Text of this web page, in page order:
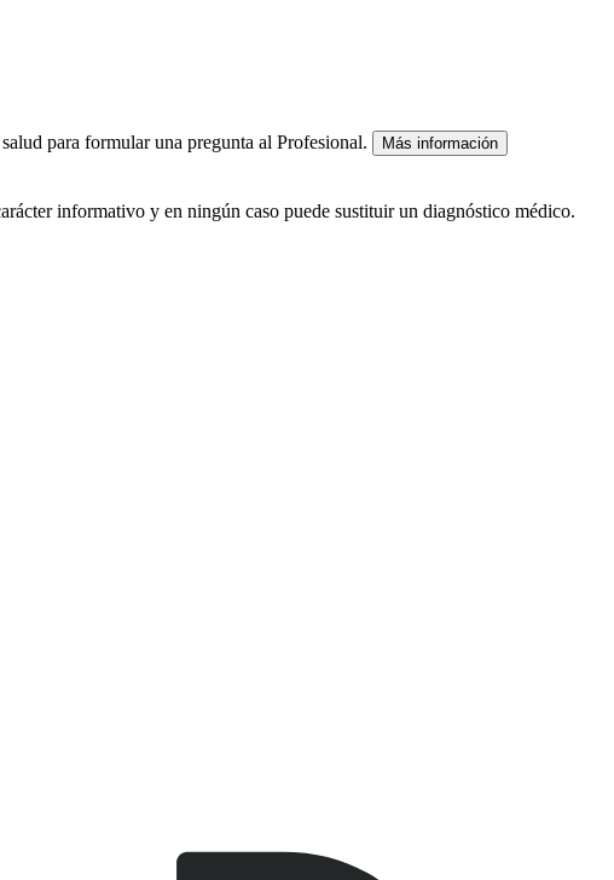
para formular una pregunta al Profesional.
Más información
informativo y en ningún caso puede sustituir un diagnóstico médico.